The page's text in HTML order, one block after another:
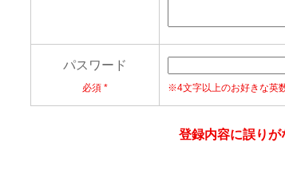
パスワード
必須 ※4文字以上のお好きな英
登録内容に誤りが